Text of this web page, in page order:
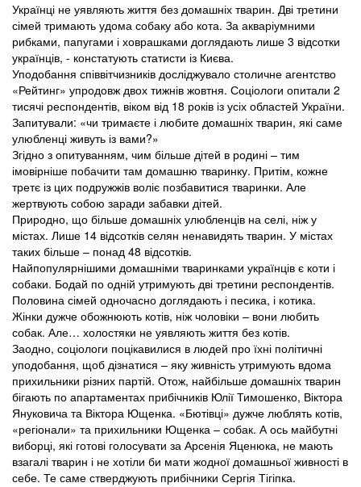
Українці не уявляють життя без домашніх тварин. Дві третини
сімей тримають удома собаку або кота. За акваріумними
рибками, папугами і ховрашками доглядають лише 3 відсотки
українців, - констатують статисти із Києва.
Уподобання співвітчизників досліджувало столичне агентство
«Рейтинг» упродовж двох тижнів жовтня. Соціологи опитали 2
тисячі респондентів, віком від 18 років із усіх областей України.
Запитували: «чи тримаєте і любите домашніх тварин, які саме
улюбленці живуть із вами?»
Згідно з опитуванням, чим більше дітей в родині – тим
імовірніше побачити там домашню тваринку. Притім, кожне
третє із цих подружжів воліє позбавитися тваринки. Але
жертвують собою заради забавки дітей.
Природно, що більше домашніх улюбленців на селі, ніж у
містах. Лише 14 відсотків селян ненавидять тварин. У містах
таких більше – понад 48 відсотків.
Найпопулярнішими домашніми тваринками українців є коти і
собаки. Бодай по одній утримують дві третини респондентів.
Половина сімей одночасно доглядають і песика, і котика.
Жінки дужче обожнюють котів, ніж чоловіки – вони любить
собак. Але… холостяки не уявляють життя без котів.
Заодно, соціологи поцікавилися в людей про їхні політичні
уподобання, щоб дізнатися – яку живність утримують вдома
прихильники різних партій. Отож, найбільше домашніх тварин
бігають по апартаментах прибічників Юлії Тимошенко, Віктора
Януковича та Віктора Ющенка. «Бютівці» дужче люблять котів,
«регіонали» та прихильники Ющенка – собак. А ось майбутні
виборці, які готові голосувати за Арсенія Яценюка, не мають
взагалі тварин і не хотіли би мати жодної домашньої живності в
себе. Те саме стверджують прибічники Сергія Тігіпка.